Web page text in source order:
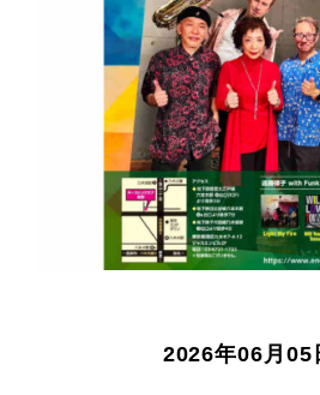
2026年06月05